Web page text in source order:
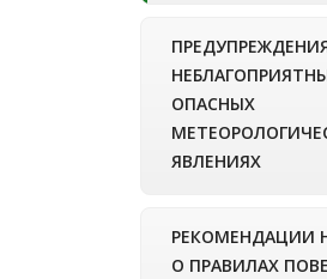
ОПАСНЫХ
ЯВЛЕНИЯХ
РЕКОМЕНДАЦИИ
О ПРАВИЛАХ